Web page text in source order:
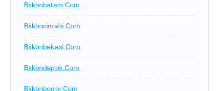
Bkkbnbatam.com
Bkkbncimahi.com
Bkkbnbekasi.com
Bkkbndepok.com
Bkkbnbogor.com